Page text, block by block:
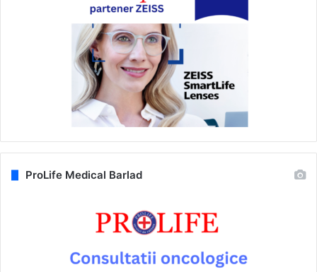
ProLife Medical Barlad